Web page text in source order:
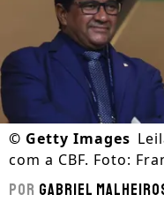
© Getty Images
com a CBF. Foto:
Por Gabriel